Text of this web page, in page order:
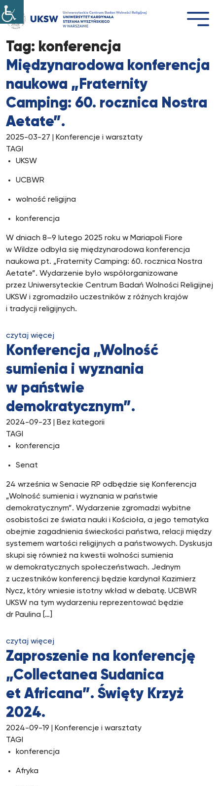
Przejdź
do
treści
Tag: konferencja
Międzynarodowa konferencja
naukowa „Fraternity
Camping: 60. rocznica Nostra
Aetate”.
2025-03-27 | Konferencje i warsztaty
TAGI
UKSW
UCBWR
wolność religijna
konferencja
W dniach 8–9 lutego 2025 roku w Mariapoli Fiore
w Wildze odbyła się międzynarodowa konferencja
naukowa pt. „Fraternity Camping: 60. rocznica Nostra
Aetate”. Wydarzenie było współorganizowane
przez Uniwersyteckie Centrum Badań Wolności Religijnej
UKSW i zgromadziło uczestników z różnych krajów
i tradycji religijnych.
czytaj więcej
Konferencja „Wolność
sumienia i wyznania
w państwie
demokratycznym”.
2024-09-23 | Bez kategorii
TAGI
konferencja
Senat
24 września w Senacie RP odbędzie się Konferencja
„Wolność sumienia i wyznania w państwie
demokratycznym”. Wydarzenie zgromadzi wybitne
osobistości ze świata nauki i Kościoła, a jego tematyka
obejmie zagadnienia świeckości państwa, relacji między
systemem wartości religijnych a państwowych. Dyskusja
skupi się również na kwestii wolności sumienia
w demokratycznych społeczeństwach. Jednym
z uczestników konferencji będzie kardynał Kazimierz
Nycz, który wniesie istotny wkład w debatę. UCBWR
UKSW na tym wydarzeniu reprezentować będzie
dr Paulina […]
czytaj więcej
Zaproszenie na konferencję
„Collectanea Sudanica
et Africana”. Święty Krzyż
2024.
2024-09-19 | Konferencje i warsztaty
TAGI
konferencja
Afryka